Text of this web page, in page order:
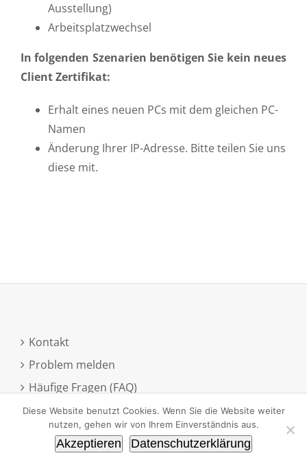
Ausstellung)
Arbeitsplatzwechsel
In folgenden Szenarien benötigen Sie kein neues
Client Zertifikat:
Erhalt eines neuen PCs mit dem gleichen PC-
Namen
Änderung Ihrer IP-Adresse. Bitte teilen Sie uns
diese mit.
Kontakt
Problem melden
Häufige Fragen (FAQ)
Anmeldung zum Newsletter
Diese Website benutzt Cookies. Wenn Sie die Website weiter
nutzen, gehen wir von Ihrem Einverständnis aus.
Akzeptieren Datenschutzerklärung